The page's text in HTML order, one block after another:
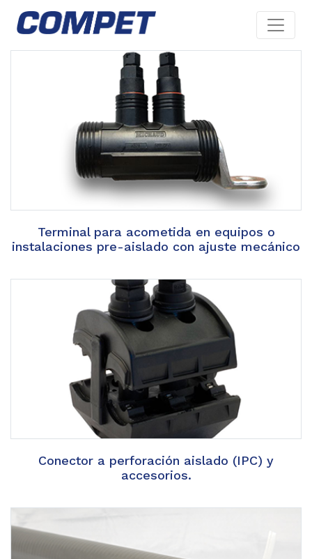
Terminal para acometida en equipos o
instalaciones pre-aislado con ajuste mecánico
Conector a perforación aislado (IPC) y
accesorios.